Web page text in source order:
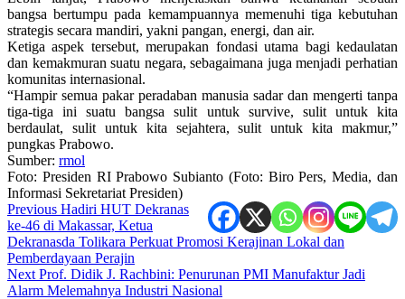
bangsa bertumpu pada kemampuannya memenuhi tiga kebutuhan
strategis secara mandiri, yakni pangan, energi, dan air.
Ketiga aspek tersebut, merupakan fondasi utama bagi kedaulatan
dan kemakmuran suatu negara, sebagaimana juga menjadi perhatian
komunitas internasional.
“Hampir semua pakar peradaban manusia sadar dan mengerti tanpa
tiga-tiga ini suatu bangsa sulit untuk survive, sulit untuk kita
berdaulat, sulit untuk kita sejahtera, sulit untuk kita makmur,”
pungkas Prabowo.
Sumber: rmol
Foto: Presiden RI Prabowo Subianto (Foto: Biro Pers, Media, dan
Informasi Sekretariat Presiden)
Post
navigation
Previous Hadiri HUT Dekranas
ke-46 di Makassar, Ketua
Dekranasda Tolikara Perkuat Promosi Kerajinan Lokal dan
Pemberdayaan Perajin
Next Prof. Didik J. Rachbini: Penurunan PMI Manufaktur Jadi
Alarm Melemahnya Industri Nasional